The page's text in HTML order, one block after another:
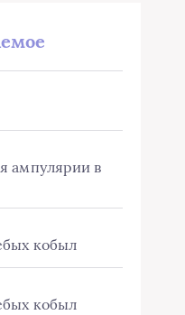
ампулярии в
кобыл
кобыл